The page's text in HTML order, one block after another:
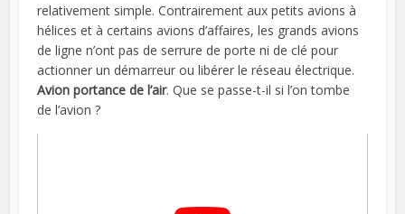
relativement simple. Contrairement aux petits avions à
hélices et à certains avions d’affaires, les grands avions
de ligne n’ont pas de serrure de porte ni de clé pour
actionner un démarreur ou libérer le réseau électrique.
Avion portance de l’air. Que se passe-t-il si l’on tombe
de l’avion ?